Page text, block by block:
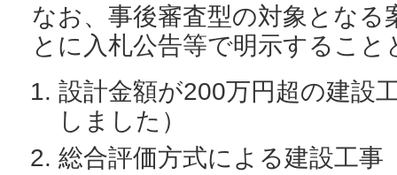
なお、事後審査型の対象とな
とに入札公告等で明示すること
設計金額が200万円超の建設
しました）
総合評価方式による建設工事